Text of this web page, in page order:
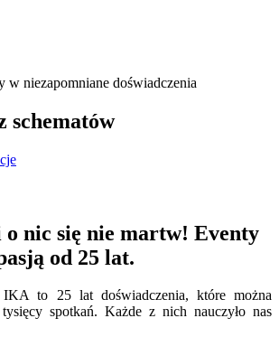
w niezapomniane doświadczenia
schematów
nic się nie martw! Eventy
od 25 lat.
IKA to 25 lat doświadczenia, które można
spotkań. Każde z nich nauczyło nas